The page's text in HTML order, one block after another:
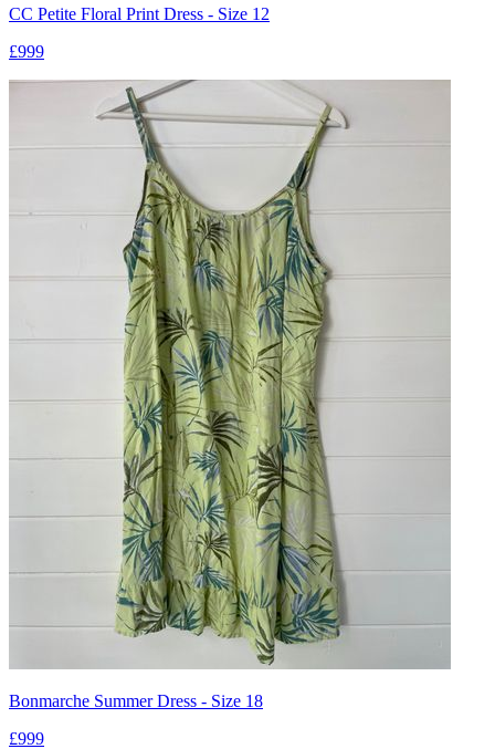
CC Petite Floral Print Dress - Size 12
£999
Bonmarche Summer Dress - Size 18
£999